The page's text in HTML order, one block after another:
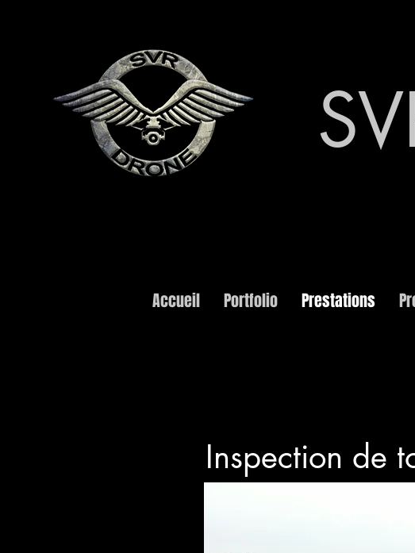
Accueil Portfolio Prestations
Inspection de